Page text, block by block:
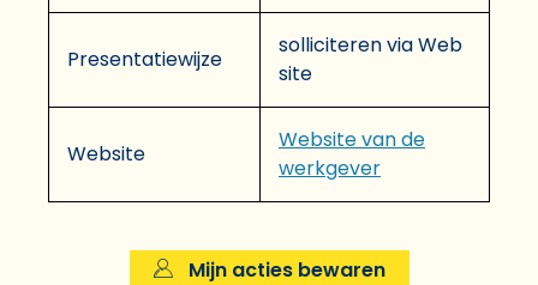
Presentatiewijze
solliciteren via Web
site
Website
Website van de
werkgever
Mijn acties bewaren